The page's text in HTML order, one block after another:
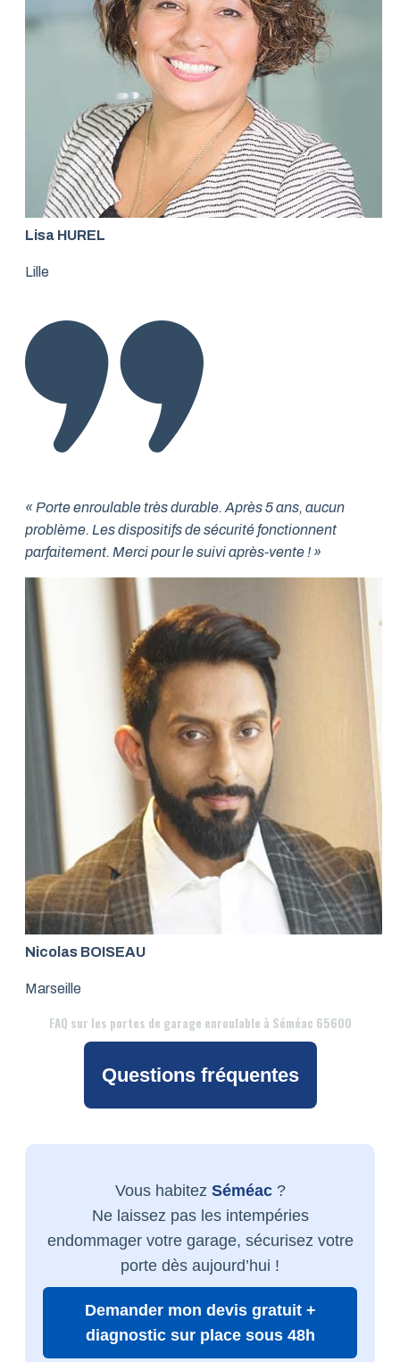
Lisa HUREL
Lille
« Porte enroulable très durable. Après 5 ans, aucun
problème. Les dispositifs de sécurité fonctionnent
parfaitement. Merci pour le suivi après-vente ! »
Nicolas BOISEAU
Marseille
FAQ sur les portes de garage enroulable à Séméac 65600
Questions fréquentes
Vous habitez Séméac?
Ne laissez pas les intempéries
endommager votre garage, sécurisez votre
porte dès aujourd’hui !
Demander mon devis gratuit +
diagnostic sur place sous 48h